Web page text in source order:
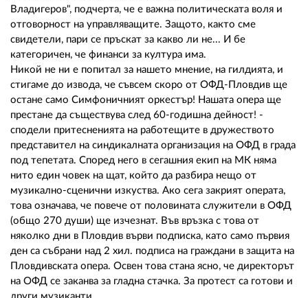
Владигеров", подчерта, че е важна политическата воля и
отговорност на управляващите. Защото, както сме
свидетели, пари се пръскат за какво ли не... И бе
категоричен, че финанси за култура има.
Никой не ни е попитал за нашето мнение, на гилдията, и
стигаме до извода, че съвсем скоро от ОФД-Пловдив ще
остане само Симфоничният оркестър! Нашата опера ще
престане да съществува след 60-годишна дейност! -
сподели притесненията на работещите в дружеството
представител на синдикалната организация на ОФД в града
под тепетата. Според него в сегашния екип на МК няма
нито един човек на щат, който да разбира нещо от
музикално-сценични изкуства. Ако сега закрият операта,
това означава, че повече от половината служители в ОФД
(общо 270 души) ще изчезнат. Във връзка с това от
няколко дни в Пловдив върви подписка, като само първия
ден са събрани над 2 хил. подписа на граждани в защита на
Пловдивската опера. Освен това стана ясно, че директорът
на ОФД се заканва за гладна стачка. За протест са готови и